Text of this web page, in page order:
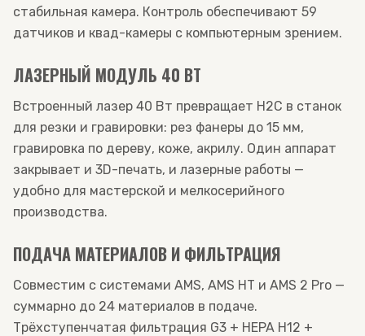
стабильная камера. Контроль обеспечивают 59
датчиков и квад-камеры с компьютерным зрением.
ЛАЗЕРНЫЙ МОДУЛЬ 40 ВТ
Встроенный лазер 40 Вт превращает H2C в станок
для резки и гравировки: рез фанеры до 15 мм,
гравировка по дереву, коже, акрилу. Один аппарат
закрывает и 3D-печать, и лазерные работы —
удобно для мастерской и мелкосерийного
производства.
ПОДАЧА МАТЕРИАЛОВ И ФИЛЬТРАЦИЯ
Совместим с системами AMS, AMS HT и AMS 2 Pro —
суммарно до 24 материалов в подаче.
Трёхступенчатая фильтрация G3 + HEPA H12 +